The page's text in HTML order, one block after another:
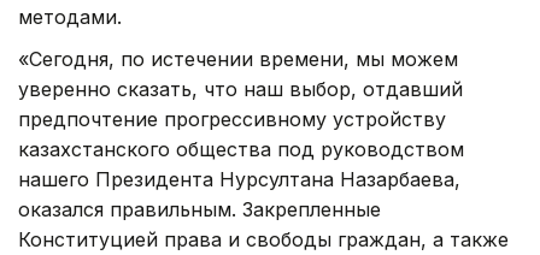
методами.
«Сегодня, по истечении времени, мы можем
уверенно сказать, что наш выбор, отдавший
предпочтение прогрессивному устройству
казахстанского общества под руководством
нашего Президента Нурсултана Назарбаева,
оказался правильным. Закрепленные
Конституцией права и свободы граждан, а также